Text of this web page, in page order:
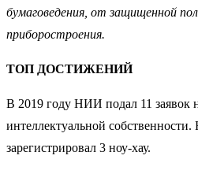
бумаговедения, от защищенной
приборостроения.
ТОП ДОСТИЖЕНИЙ
В 2019 году НИИ подал 11 заявок
интеллектуальной
зарегистрировал 3 ноу-хау.